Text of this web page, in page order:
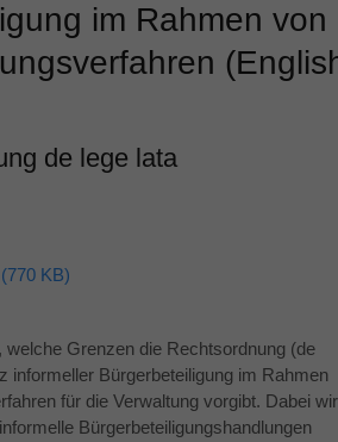
im Rahmen von
de lege lata
KB)
welche Grenzen die Rechtsordnung (de
informeller Bürgerbeteiligung im Rahmen
für die Verwaltung vorgibt. Dabei
Bürgerbeteiligungshandlungen